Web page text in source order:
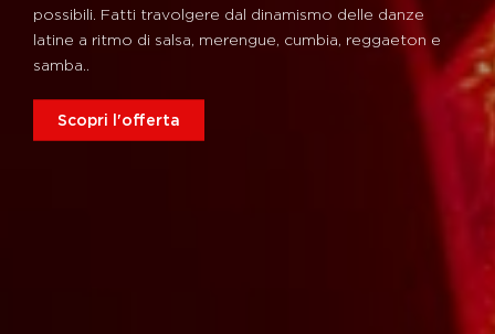
possibili. Fatti travolgere dal dinamismo delle danze
latine a ritmo di salsa, merengue, cumbia, reggaeton e
samba..
Scopri l'offerta